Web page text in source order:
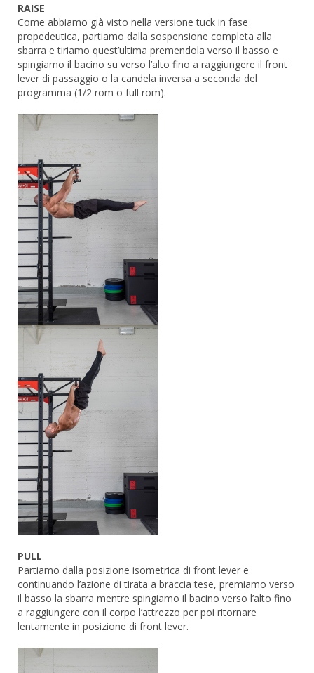
RAISE
Come abbiamo già visto nella versione tuck in fase
propedeutica, partiamo dalla sospensione completa alla
sbarra e tiriamo quest’ultima premendola verso il basso e
spingiamo il bacino su verso l’alto fino a raggiungere il front
lever di passaggio o la candela inversa a seconda del
programma (1/2 rom o full rom).
PULL
Partiamo dalla posizione isometrica di front lever e
continuando l’azione di tirata a braccia tese, premiamo verso
il basso la sbarra mentre spingiamo il bacino verso l’alto fino
a raggiungere con il corpo l’attrezzo per poi ritornare
lentamente in posizione di front lever.